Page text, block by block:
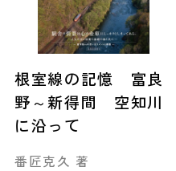
根室線の記憶 富良
野～新得間 空知川
に沿って
番匠克久 著